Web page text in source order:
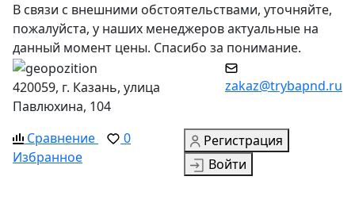
В связи с внешними обстоятельствами, уточняйте,
пожалуйста, у наших менеджеров актуальные на
данный момент цены. Спасибо за понимание.
420059, г. Казань, улица
Павлюхина, 104
zakaz@trybapnd.ru
Сравнение
0
Избранное
Регистрация
Войти